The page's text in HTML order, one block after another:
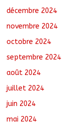
décembre 2024
novembre 2024
octobre 2024
septembre 2024
août 2024
juillet 2024
juin 2024
mai 2024